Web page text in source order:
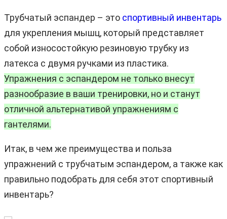
Трубчатый эспандер – это спортивный инвентарь
для укрепления мышц, который представляет
собой износостойкую резиновую трубку из
латекса с двумя ручками из пластика.
Упражнения с эспандером не только внесут
разнообразие в ваши тренировки, но и станут
отличной альтернативой упражнениям с
гантелями.
Итак, в чем же преимущества и польза
упражнений с трубчатым эспандером, а также как
правильно подобрать для себя этот спортивный
инвентарь?